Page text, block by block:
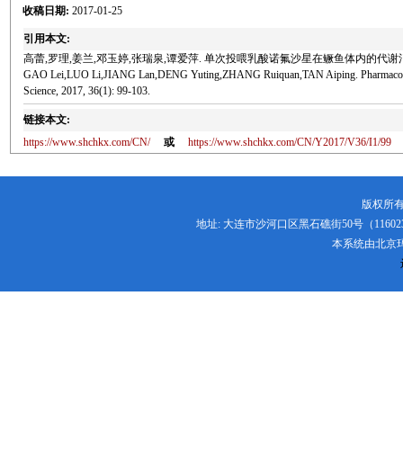
收稿日期: 2017-01-25
引用本文:
高蕾,罗理,姜兰,邓玉婷,张瑞泉,谭爱萍. 单次投喂乳酸诺氟沙星在鳜鱼体内的代谢
GAO Lei,LUO Li,JIANG Lan,DENG Yuting,ZHANG Ruiquan,TAN Aiping.
Science, 2017, 36(1): 99-103.
链接本文:
https://www.shchkx.com/CN/
或 https://www.shchkx.com/CN/Y2017/V36/I1/99
版权所
地址: 大连市沙河口区黑石礁街50号（
本系统由北京